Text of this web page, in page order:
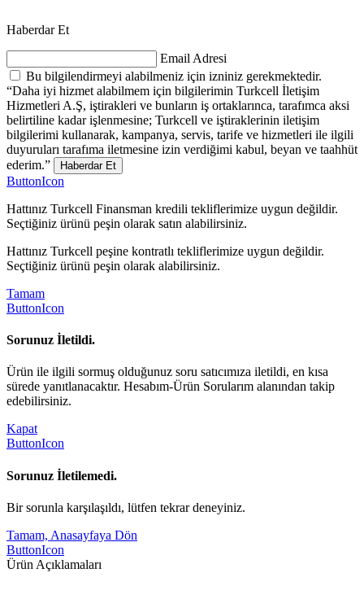
Haberdar Et
Email Adresi
Bu bilgilendirmeyi alabilmeniz için izniniz gerekmektedir.
“Daha iyi hizmet alabilmem için bilgilerimin Turkcell İletişim
Hizmetleri A.Ş, iştirakleri ve bunların iş ortaklarınca, tarafımca aksi
belirtiline kadar işlenmesine; Turkcell ve iştiraklerinin iletişim
bilgilerimi kullanarak, kampanya, servis, tarife ve hizmetleri ile ilgili
duyuruları tarafıma iletmesine izin verdiğimi kabul, beyan ve taahhüt
ederim.”
Haberdar Et
ButtonIcon
Hattınız Turkcell Finansman kredili tekliflerimize uygun değildir.
Seçtiğiniz ürünü peşin olarak satın alabilirsiniz.
Hattınız Turkcell peşine kontratlı tekliflerimize uygun değildir.
Seçtiğiniz ürünü peşin olarak alabilirsiniz.
Tamam
ButtonIcon
Sorunuz İletildi.
Ürün ile ilgili sormuş olduğunuz soru satıcımıza iletildi, en kısa
sürede yanıtlanacaktır. Hesabım-Ürün Sorularım alanından takip
edebilirsiniz.
Kapat
ButtonIcon
Sorunuz İletilemedi.
Bir sorunla karşılaşıldı, lütfen tekrar deneyiniz.
Tamam, Anasayfaya Dön
ButtonIcon
Ürün Açıklamaları